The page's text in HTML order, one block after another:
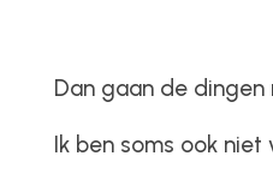
Dan gaan de dingen
Ik ben soms ook niet